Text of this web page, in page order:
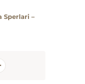
Sperlari –